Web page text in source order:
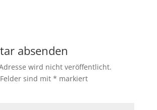
absenden
wird nicht veröffentlicht.
sind mit * markiert